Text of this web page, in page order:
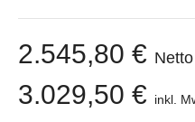
2.545,80 € Netto
3.029,50 € inkl.